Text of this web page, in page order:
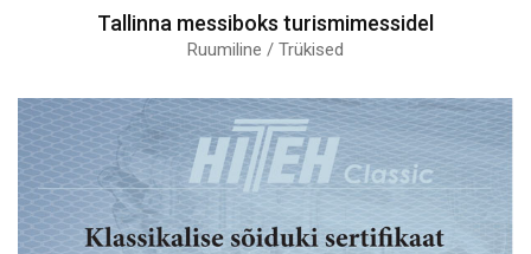
Tallinna messiboks turismimessidel
Ruumiline / Trükised